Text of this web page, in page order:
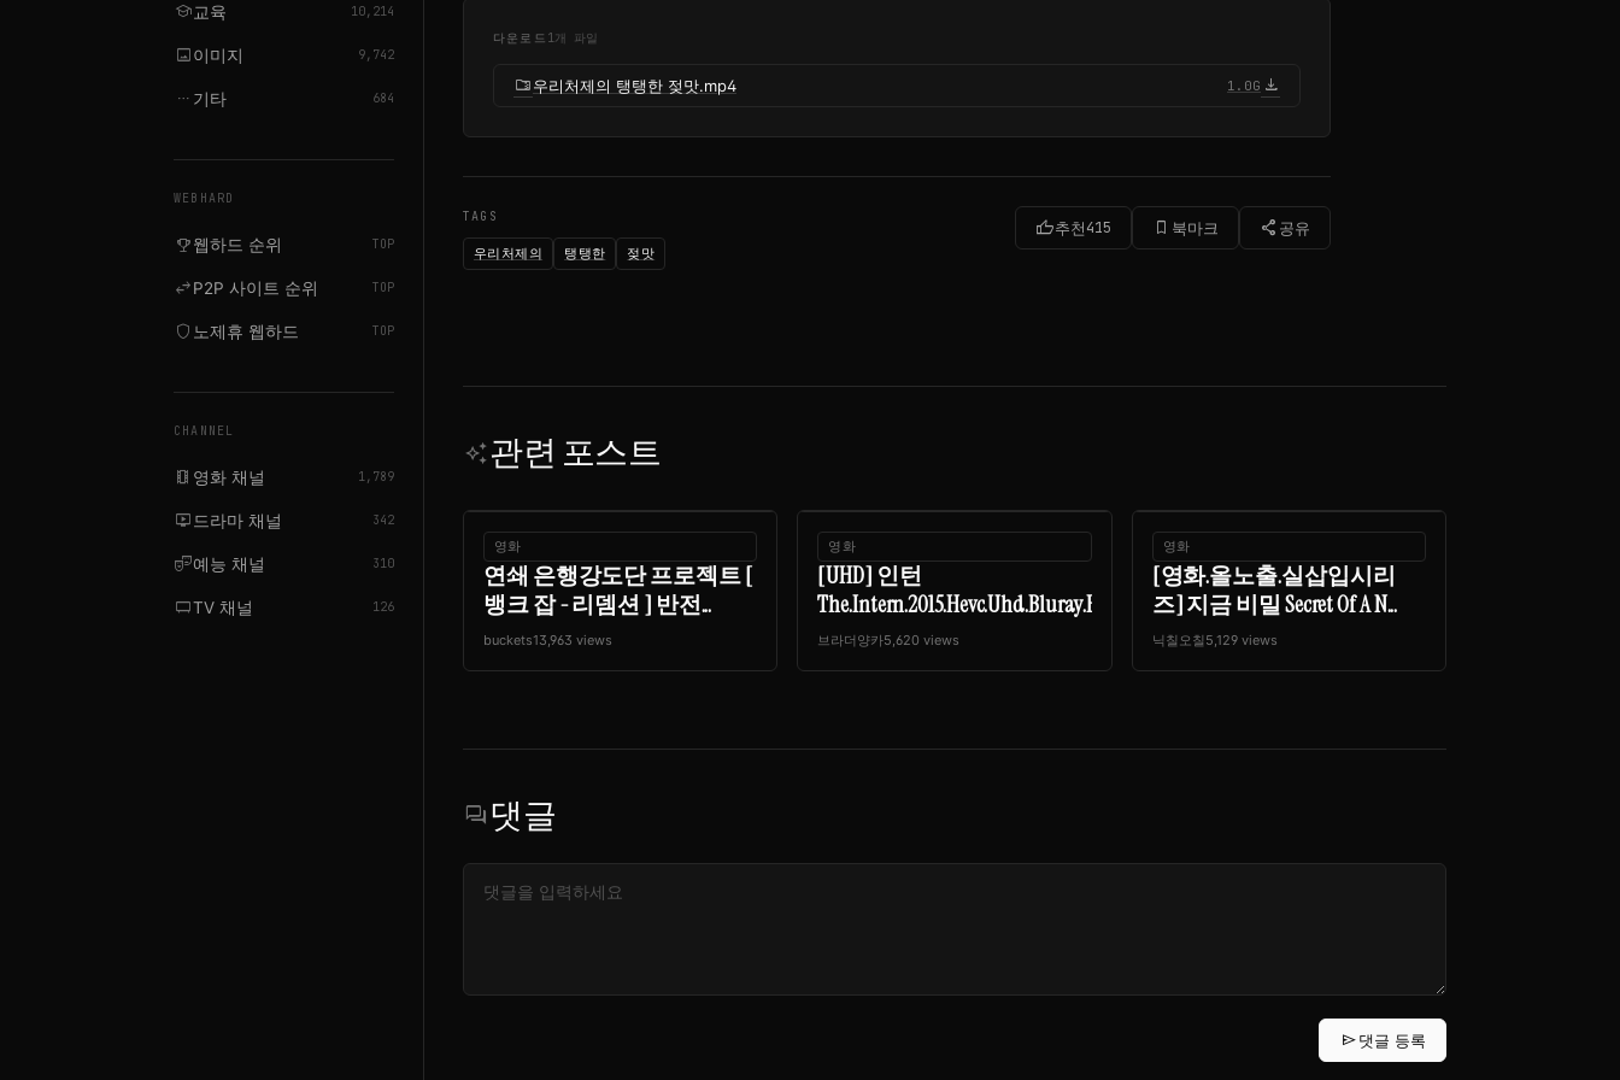
school교육 10,214
image이미지 9,742
more_horiz 기타 684
WEBHARD
emoji_events웹하드 순위 TOP
swap_horizP2P 사이트 순위 TOP
shield 노제휴 웹하드 TOP
CHANNEL
local_movies 영화 채널 1,789
live_tv 드라마 채널 342
theater_comedy예능 채널 310
tv_genTV 채널 126
다운로드 1개 파일
folder_zip우리처제의 탱탱한 젖맛.mp4 1.0G download
TAGS
우리처제의 탱탱한 젖맛
thumb_up추천415 bookmark_border 북마크 share 공유
auto_awesome관련 포스트
영화
연쇄 은행강도단 프로젝트 [
뱅크 잡 - 리뎀션 ] 반전...
buckets13,963 views
영화
[UHD] 인턴
The.Intern.2015.Hevc.Uhd.Bluray.Rip.216...
브라더양카5,620 views
영화
[영화.올노출.실삽입시리
즈] 지금 비밀 Secret Of A N...
닉칠오칠 5,129 views
forum댓글
send댓글 등록